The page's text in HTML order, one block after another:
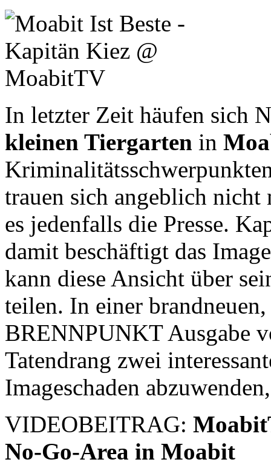
In letzter Zeit häufen sich
kleinen Tiergarten in
trauen sich angeblich nicht
es jedenfalls die Presse.
damit beschäftigt das
kann diese Ansicht über
teilen. In einer
BRENNPUNKT Ausgabe
Tatendrang zwei
Imageschaden
VIDEOBEITRAG:
No-Go-Area in Moabit